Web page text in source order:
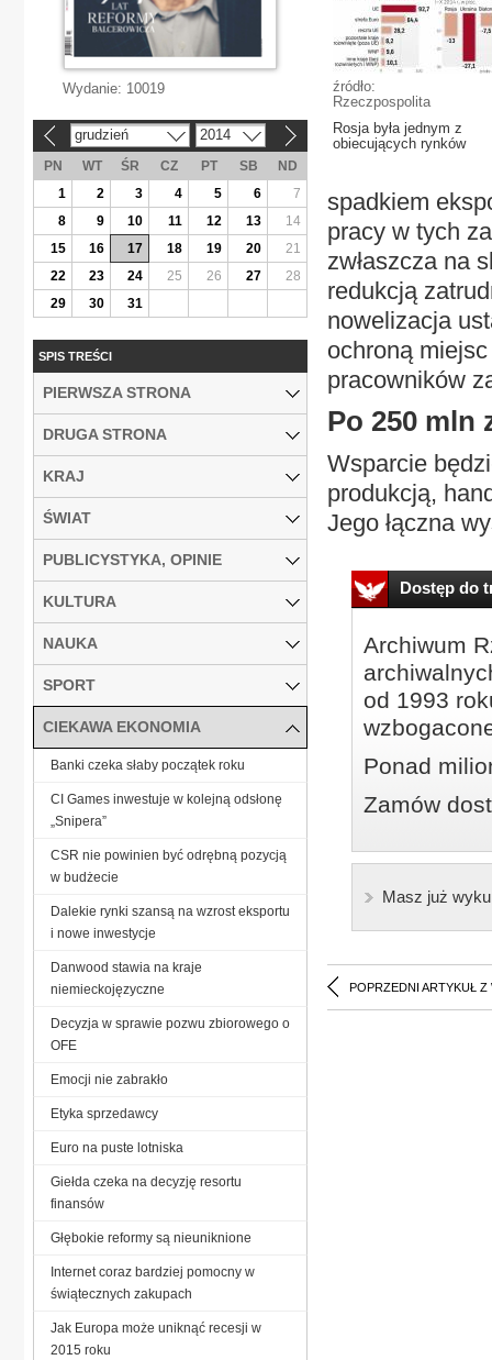
źródło:
Rzeczpospolita
Rosja była jednym z
obiecujących rynków
spadkiem
pracy w tych
zwłaszcza na
redukcją
nowelizacja
ochroną
pracowników
Po 250 mln
Wsparcie
produkcją,
Jego łączna
Dostęp do
Archiwum
od 1993
Ponad
Zamów
Masz już
POPRZEDNI ARTYKUŁ Z
Wydanie: 10019
grudzień 2014
PN WT ŚR CZ PT SB
ND
1
2 3 4 5 6
7
8
9 10 11 12 13
14
15
16 17 18 19 20
21
22
23 24 25 26 27
28
29
30 31
SPIS TREŚCI
PIERWSZA STRONA
DRUGA STRONA
KRAJ
ŚWIAT
PUBLICYSTYKA, OPINIE
KULTURA
NAUKA
SPORT
CIEKAWA EKONOMIA
Banki czeka słaby początek roku
CI Games inwestuje w kolejną odsłonę
„Snipera”
CSR nie powinien być odrębną pozycją
w budżecie
Dalekie rynki szansą na wzrost eksportu
i nowe inwestycje
Danwood stawia na kraje
niemieckojęzyczne
Decyzja w sprawie pozwu zbiorowego o
OFE
Emocji nie zabrakło
Etyka sprzedawcy
Euro na puste lotniska
Giełda czeka na decyzję resortu
finansów
Głębokie reformy są nieuniknione
Internet coraz bardziej pomocny w
świątecznych zakupach
Jak Europa może uniknąć recesji w
2015 roku